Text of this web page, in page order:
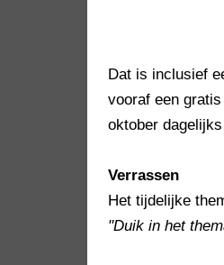
Dat is inclusief
vooraf een
oktober
Verrassen
Het tijdelijke
"Duik in het